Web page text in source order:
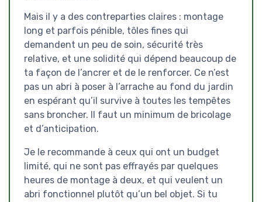
Mais il y a des contreparties claires : montage
long et parfois pénible, tôles fines qui
demandent un peu de soin, sécurité très
relative, et une solidité qui dépend beaucoup de
ta façon de l’ancrer et de le renforcer. Ce n’est
pas un abri à poser à l’arrache au fond du jardin
en espérant qu’il survive à toutes les tempêtes
sans broncher. Il faut un minimum de bricolage
et d’anticipation.
Je le recommande à ceux qui ont un budget
limité, qui ne sont pas effrayés par quelques
heures de montage à deux, et qui veulent un
abri fonctionnel plutôt qu’un bel objet. Si tu